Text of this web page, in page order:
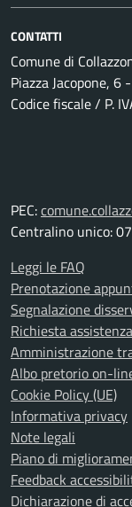
CONTATTI
Comune di
Piazza Jacopone, 6
Codice fiscale / P.
PEC:
Centralino unico:
Leggi le FAQ
Prenotazione
Segnalazione
Richiesta assistenza
Amministrazione
Albo pretorio on-
Cookie Policy (UE)
Informativa privacy
Note legali
Piano di
Feedback
Dichiarazione di